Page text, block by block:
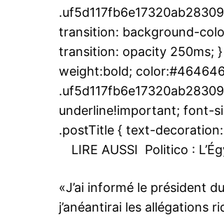
transition: background-
transition: opacity 250ms;
weight:bold;
underline!important; font-
.postTitle { text-
LIRE AUSSI Politico :
«J’ai informé le président
j’anéantirai les allégations